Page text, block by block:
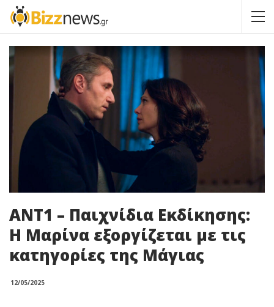
ΑΝΤ1 – Παιχνίδια Εκδίκησης:
Η Μαρίνα εξοργίζεται με τις
κατηγορίες της Μάγιας
12/05/2025